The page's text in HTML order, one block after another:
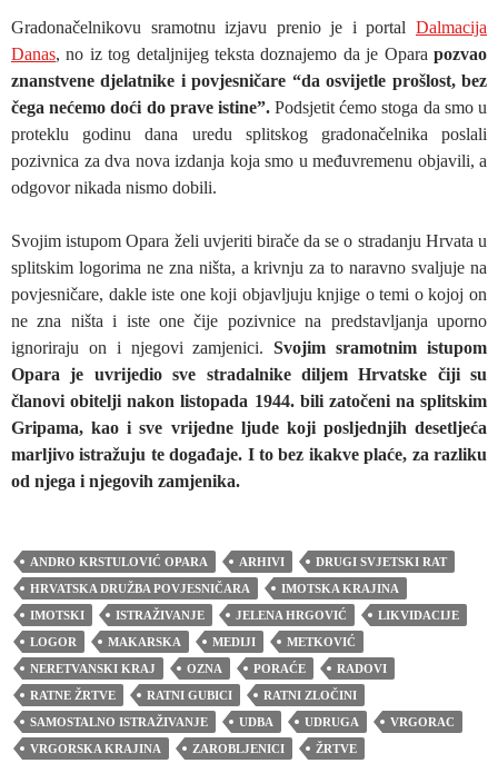
Gradonačelnikovu sramotnu izjavu prenio je i portal Dalmacija
Danas, no iz tog detaljnijeg teksta doznajemo da je Opara pozvao
znanstvene djelatnike i povjesničare “da osvijetle prošlost, bez
čega nećemo doći do prave istine”.Podsjetit ćemo stoga da smo u
proteklu godinu dana uredu splitskog gradonačelnika poslali
pozivnica za dva nova izdanja koja smo u međuvremenu objavili, a
odgovor nikada nismo dobili.
Svojim istupom Opara želi uvjeriti birače da se o stradanju Hrvata u
splitskim logorima ne zna ništa, a krivnju za to naravno svaljuje na
povjesničare, dakle iste one koji objavljuju knjige o temi o kojoj on
ne zna ništa i iste one čije pozivnice na predstavljanja uporno
ignoriraju on i njegovi zamjenici.Svojim sramotnim istupom
Opara je uvrijedio sve stradalnike diljem Hrvatske čiji su
članovi obitelji nakon listopada 1944. bili zatočeni na splitskim
Gripama, kao i sve vrijedne ljude koji posljednjih desetljeća
marljivo istražuju te događaje. I to bez ikakve plaće, za razliku
od njega i njegovih zamjenika.
ANDRO KRSTULOVIĆ OPARA ARHIVI
DRUGI SVJETSKI RAT
HRVATSKA DRUŽBA POVJESNIČARA
IMOTSKA KRAJINA
IMOTSKI
ISTRAŽIVANJE JELENA HRGOVIĆ
LIKVIDACIJE
LOGOR
MAKARSKA MEDIJI
METKOVIĆ
NERETVANSKI KRAJ
OZNA PORAĆE
RADOVI
RATNE ŽRTVE
RATNI GUBICI
RATNI ZLOČINI
SAMOSTALNO ISTRAŽIVANJE
UDBA UDRUGA
VRGORAC
VRGORSKA KRAJINA
ZAROBLJENICI ŽRTVE